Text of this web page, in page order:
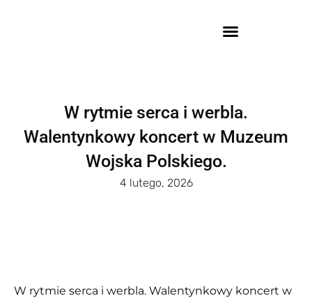
W rytmie serca i werbla.
Walentynkowy koncert w Muzeum
Wojska Polskiego.
4 lutego, 2026
W rytmie serca i werbla. Walentynkowy koncert w